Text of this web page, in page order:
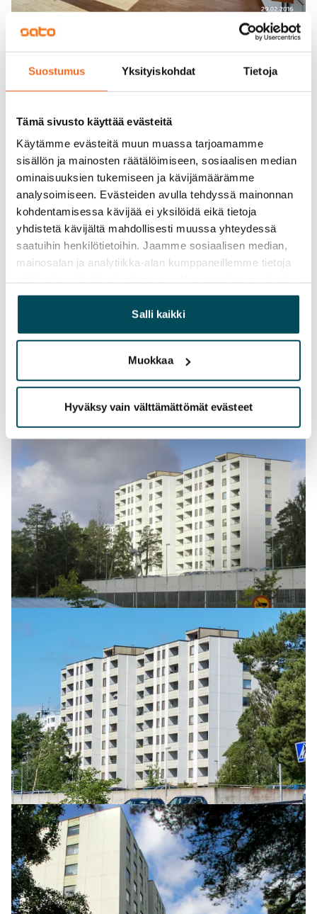
Suostumus Yksityiskohdat Tietoja
Tämä sivusto käyttää evästeitä
Käytämme evästeitä muun muassa tarjoamamme
sisällön ja mainosten räätälöimiseen, sosiaalisen median
ominaisuuksien tukemiseen ja kävijämäärämme
analysoimiseen. Evästeiden avulla tehdyssä mainonnan
kohdentamisessa kävijää ei yksilöidä eikä tietoja
yhdistetä kävijältä mahdollisesti muussa yhteydessä
saatuihin henkilötietoihin. Jaamme sosiaalisen median,
mainosalan ja analytiikka-alan kumppaneillemme tietoja
yhdistää näitä tietoja muihin tietoihin, joita olet antanut
heille tai joita on kerätty, kun olet käyttänyt heidän
palvelujaan.
Salli kaikki
Muokkaa
Hyväksy vain välttämättömät evästeet